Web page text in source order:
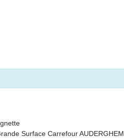
Surface Carrefour AUDERGHEM